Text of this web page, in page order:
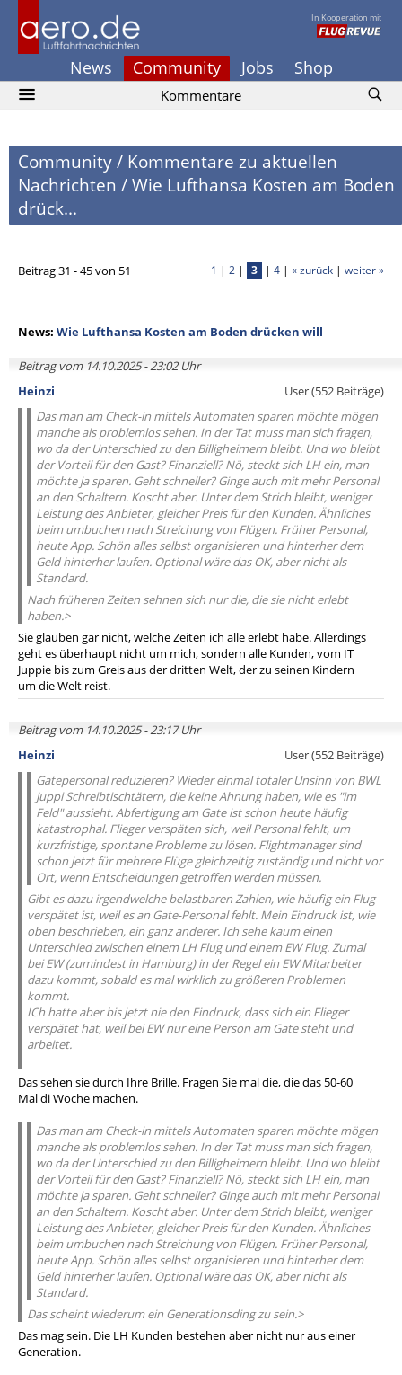
In Kooperation mit
News Community Jobs Shop
Kommentare
Community/ Kommentare zu aktuellen
Nachrichten /Wie Lufthansa Kosten am Boden
drück...
Beitrag 31 - 45 von 51 1 | 2 | 3 | 4 | « zurück | weiter »
News: Wie Lufthansa Kosten am Boden drücken will
Beitrag vom 14.10.2025 - 23:02 Uhr
Heinzi
User (552 Beiträge)
Das man am Check-in mittels Automaten sparen möchte mögen
manche als problemlos sehen. In der Tat muss man sich fragen,
wo da der Unterschied zu den Billigheimern bleibt. Und wo bleibt
der Vorteil für den Gast? Finanziell? Nö, steckt sich LH ein, man
möchte ja sparen. Geht schneller? Ginge auch mit mehr Personal
an den Schaltern. Koscht aber. Unter dem Strich bleibt, weniger
Leistung des Anbieter, gleicher Preis für den Kunden. Ähnliches
beim umbuchen nach Streichung von Flügen. Früher Personal,
heute App. Schön alles selbst organisieren und hinterher dem
Geld hinterher laufen. Optional wäre das OK, aber nicht als
Standard.
Nach früheren Zeiten sehnen sich nur die, die sie nicht erlebt
haben.>
Sie glauben gar nicht, welche Zeiten ich alle erlebt habe. Allerdings
geht es überhaupt nicht um mich, sondern alle Kunden, vom IT
Juppie bis zum Greis aus der dritten Welt, der zu seinen Kindern
um die Welt reist.
Beitrag vom 14.10.2025 - 23:17 Uhr
Heinzi
User (552 Beiträge)
Gatepersonal reduzieren? Wieder einmal totaler Unsinn von BWL
Juppi Schreibtischtätern, die keine Ahnung haben, wie es "im
Feld" aussieht. Abfertigung am Gate ist schon heute häufig
katastrophal. Flieger verspäten sich, weil Personal fehlt, um
kurzfristige, spontane Probleme zu lösen. Flightmanager sind
schon jetzt für mehrere Flüge gleichzeitig zuständig und nicht vor
Ort, wenn Entscheidungen getroffen werden müssen.
Gibt es dazu irgendwelche belastbaren Zahlen, wie häufig ein Flug
verspätet ist, weil es an Gate-Personal fehlt. Mein Eindruck ist, wie
oben beschrieben, ein ganz anderer. Ich sehe kaum einen
Unterschied zwischen einem LH Flug und einem EW Flug. Zumal
bei EW (zumindest in Hamburg) in der Regel ein EW Mitarbeiter
dazu kommt, sobald es mal wirklich zu größeren Problemen
kommt.
ICh hatte aber bis jetzt nie den Eindruck, dass sich ein Flieger
verspätet hat, weil bei EW nur eine Person am Gate steht und
arbeitet.
Das sehen sie durch Ihre Brille. Fragen Sie mal die, die das 50-60
Mal di Woche machen.
Das man am Check-in mittels Automaten sparen möchte mögen
manche als problemlos sehen. In der Tat muss man sich fragen,
wo da der Unterschied zu den Billigheimern bleibt. Und wo bleibt
der Vorteil für den Gast? Finanziell? Nö, steckt sich LH ein, man
möchte ja sparen. Geht schneller? Ginge auch mit mehr Personal
an den Schaltern. Koscht aber. Unter dem Strich bleibt, weniger
Leistung des Anbieter, gleicher Preis für den Kunden. Ähnliches
beim umbuchen nach Streichung von Flügen. Früher Personal,
heute App. Schön alles selbst organisieren und hinterher dem
Geld hinterher laufen. Optional wäre das OK, aber nicht als
Standard.
Das scheint wiederum ein Generationsding zu sein.>
Das mag sein. Die LH Kunden bestehen aber nicht nur aus einer
Generation.